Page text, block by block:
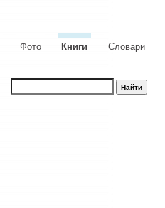
Фото Книги Словари